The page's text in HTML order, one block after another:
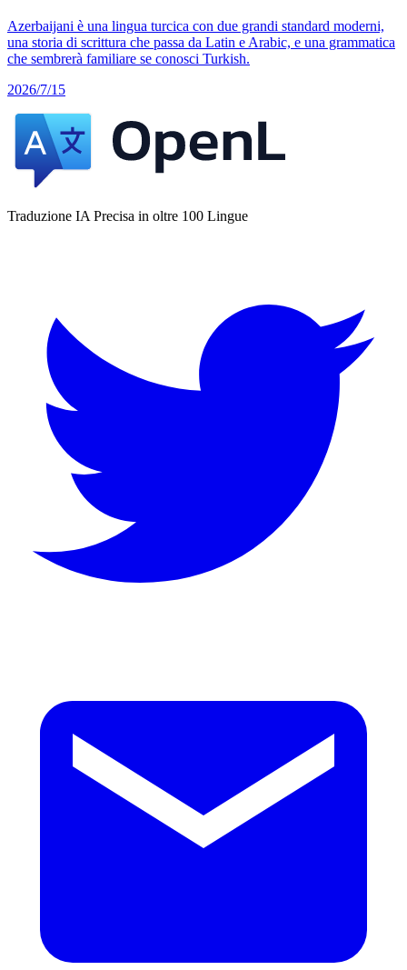
Azerbaijani è una lingua turcica con due grandi standard moderni,
una storia di scrittura che passa da Latin e Arabic, e una grammatica
che sembrerà familiare se conosci Turkish.
2026/7/15
Traduzione IA Precisa in oltre 100 Lingue